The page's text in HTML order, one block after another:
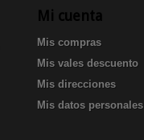
Mi cuenta
Mis compras
Mis vales descuento
Mis direcciones
Mis datos personales